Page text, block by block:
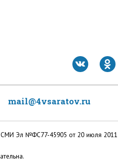
mail@4vsaratov.ru
СМИ Эл №ФС77-45905 от 20 июля